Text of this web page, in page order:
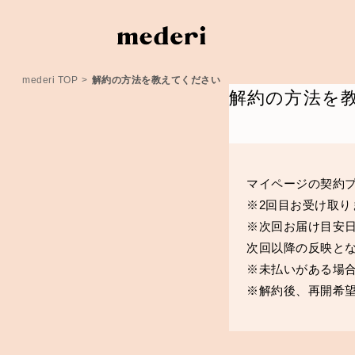
mederi TOP > 解約の方法を教えてください
解約の方法を
マイページの契約
※2回目お受け取り
※次回お届け目安
次回以降の反映と
※未払いがある場
※解約後、再開希